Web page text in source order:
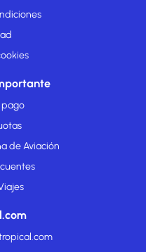
pago
de Aviación